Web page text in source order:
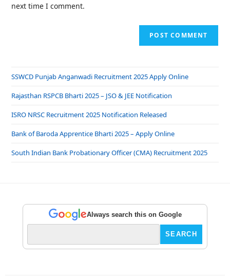
next time I comment.
SSWCD Punjab Anganwadi Recruitment 2025 Apply Online
Rajasthan RSPCB Bharti 2025 – JSO & JEE Notification
ISRO NRSC Recruitment 2025 Notification Released
Bank of Baroda Apprentice Bharti 2025 – Apply Online
South Indian Bank Probationary Officer (CMA) Recruitment 2025
Always search this on Google